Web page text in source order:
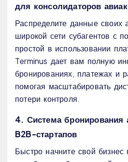
для консолидаторов
Распределите данные своих
широкой сети субагентов с
простой в использовании
Terminus дает вам полную
бронированиях, платежах и
помогая масштабировать
потери контроля.
4. Система бронирования
B2B-стартапов
Быстро начните свой